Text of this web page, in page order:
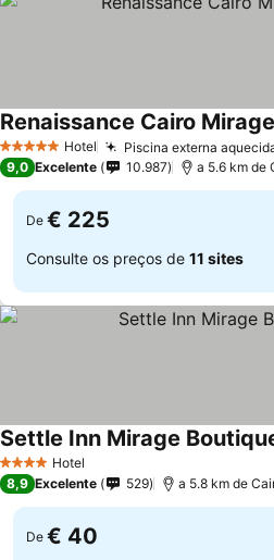
5 Estrelas Hotel Piscina externa
Renaissance Cairo
9,0 Excelente 10.987 a 5.6 km de
De € 225
Consulte os preços de 11 sites
4 EstrelasHotel
Settle Inn Mirage
8,9 Excelente 529 a 5.8 km de
De € 40